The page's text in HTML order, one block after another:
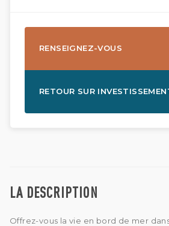
LA DESCRIPTION
Offrez-vous la vie en bord de mer dans
RENSEIGNEZ-VOUS
RETOUR SUR